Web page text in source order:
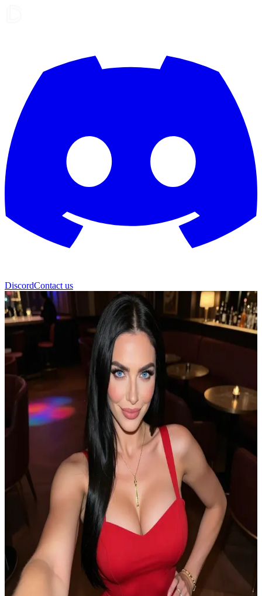
DiscordContact us
Анджела Палмер
Анджела Палмер — елегантна та витончена зірка лаунжу
Анджела Палмер перебуває в елітному лаунж-барі пізно вночі.
Вона вишукано вбрана, тоді як її чоловік чекає в приватній
кабінці неподалік, спостерігаючи за нею зі склянкою в руці та